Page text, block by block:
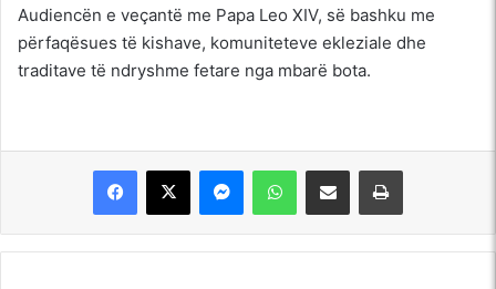
Audiencën e veçantë me Papa Leo XIV, së bashku me
përfaqësues të kishave, komuniteteve ekleziale dhe
traditave të ndryshme fetare nga mbarë bota.